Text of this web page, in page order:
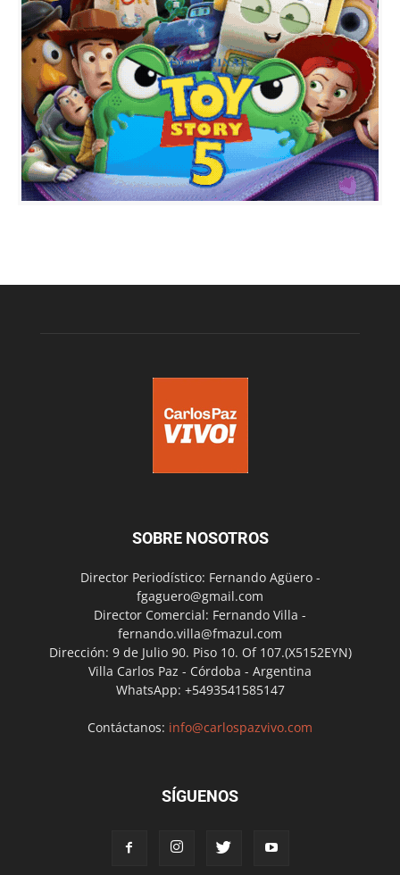
SOBRE NOSOTROS
Director Periodístico: Fernando Agüero -
fgaguero@gmail.com
Director Comercial: Fernando Villa -
fernando.villa@fmazul.com
Dirección: 9 de Julio 90. Piso 10. Of 107.(X5152EYN)
Villa Carlos Paz - Córdoba - Argentina
WhatsApp: +5493541585147
Contáctanos: info@carlospazvivo.com
SÍGUENOS